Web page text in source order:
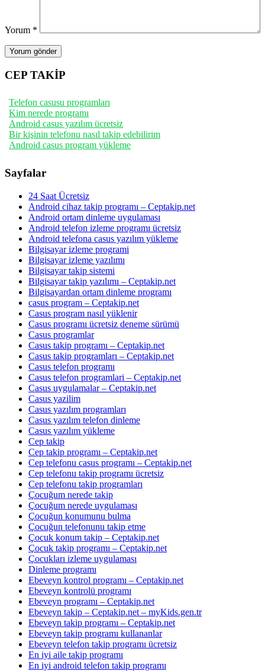
Yorum *
CEP TAKİP
Telefon casusu programları
Kim nerede programı
Android casus yazılım ücretsiz
Bir kişinin telefonu nasıl takip edebilirim
Android casus program yükleme
Sayfalar
24 Saat Ücretsiz
Android cihaz takip programı – Ceptakip.net
Android ortam dinleme uygulaması
Android telefon izleme programı ücretsiz
Android telefona casus yazılım yükleme
Bilgisayar izleme programi
Bilgisayar izleme yazılımı
Bilgisayar takip sistemi
Bilgisayar takip yazılımı – Ceptakip.net
Bilgisayardan ortam dinleme programı
casus program – Ceptakip.net
Casus program nasıl yüklenir
Casus programı ücretsiz deneme sürümü
Casus programlar
Casus takip programı – Ceptakip.net
Casus takip programları – Ceptakip.net
Casus telefon programı
Casus telefon programlari – Ceptakip.net
Casus uygulamalar – Ceptakip.net
Casus yazilim
Casus yazılım programları
Casus yazılım telefon dinleme
Casus yazılım yükleme
Cep takip
Cep takip programı – Ceptakip.net
Cep telefonu casus programı – Ceptakip.net
Cep telefonu takip programı ücretsiz
Cep telefonu takip programları
Çocuğum nerede takip
Çocuğum nerede uygulaması
Çocuğun konumunu bulma
Çocuğun telefonunu takip etme
Çocuk konum takip – Ceptakip.net
Çocuk takip programı – Ceptakip.net
Çocukları izleme uygulaması
Dinleme programı
Ebeveyn kontrol programı – Ceptakip.net
Ebeveyn kontrolü programı
Ebeveyn programı – Ceptakip.net
Ebeveyn takip – Ceptakip.net – myKids.gen.tr
Ebeveyn takip programı – Ceptakip.net
Ebeveyn takip programı kullananlar
Ebeveyn telefon takip programı ücretsiz
En iyi aile takip programı
En iyi android telefon takip programı